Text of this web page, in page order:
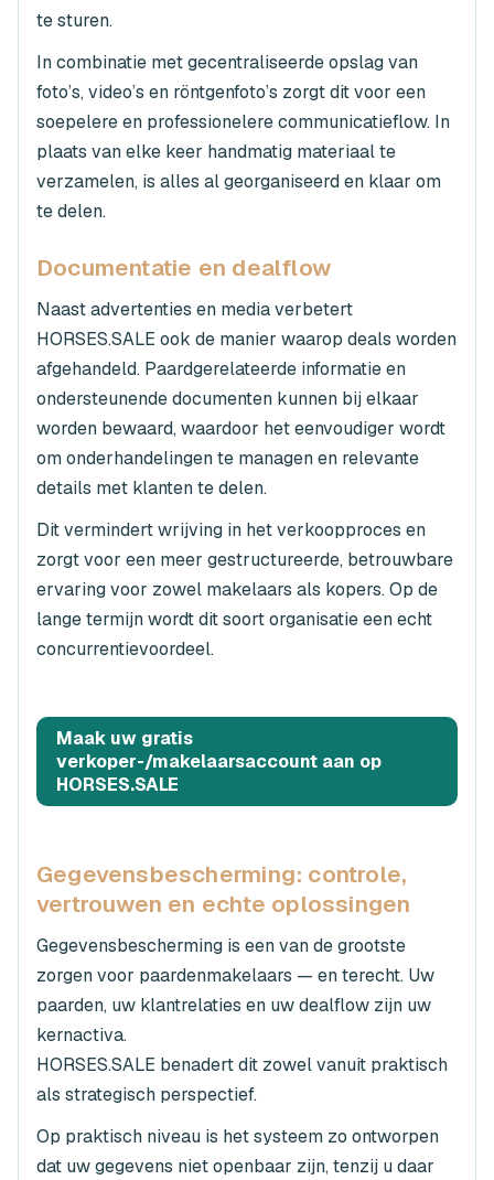
te sturen.
In combinatie met gecentraliseerde opslag van
foto’s, video’s en röntgenfoto’s zorgt dit voor een
soepelere en professionelere communicatieflow. In
plaats van elke keer handmatig materiaal te
verzamelen, is alles al georganiseerd en klaar om
te delen.
Documentatie en dealflow
Naast advertenties en media verbetert
HORSES.SALE ook de manier waarop deals worden
afgehandeld. Paardgerelateerde informatie en
ondersteunende documenten kunnen bij elkaar
worden bewaard, waardoor het eenvoudiger wordt
om onderhandelingen te managen en relevante
details met klanten te delen.
Dit vermindert wrijving in het verkoopproces en
zorgt voor een meer gestructureerde, betrouwbare
ervaring voor zowel makelaars als kopers. Op de
lange termijn wordt dit soort organisatie een echt
concurrentievoordeel.
Maak uw gratis
verkoper-/makelaarsaccount aan op
HORSES.SALE
Gegevensbescherming: controle,
vertrouwen en echte oplossingen
Gegevensbescherming is een van de grootste
zorgen voor paardenmakelaars — en terecht. Uw
paarden, uw klantrelaties en uw dealflow zijn uw
kernactiva.
HORSES.SALE benadert dit zowel vanuit praktisch
als strategisch perspectief.
Op praktisch niveau is het systeem zo ontworpen
dat uw gegevens niet openbaar zijn, tenzij u daar